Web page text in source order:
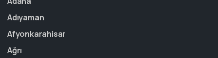
Adıyaman
Afyonkarahisar
Ağrı